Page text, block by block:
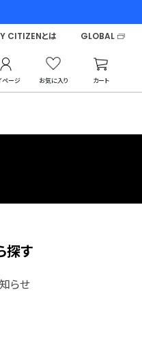
ページ お気に入り カート
CITIZENとは GLOBAL
探す
らせ